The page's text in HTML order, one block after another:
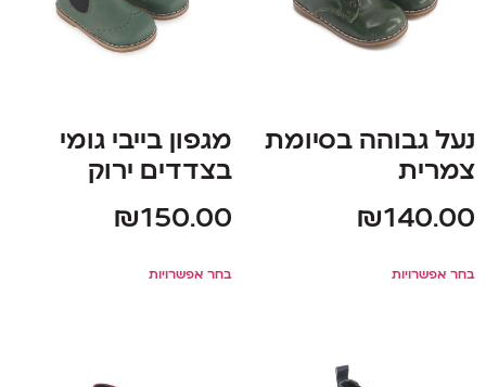
נעל גבוהה בסיומת
צמרית
₪140.00
בחר אפשרויות
מגפון בייבי גומי
בצדדים ירוק
₪150.00
בחר אפשרויות